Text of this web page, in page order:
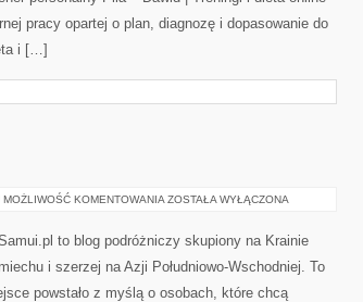
pracy opartej o plan, diagnozę i dopasowanie do
i […]
MOŻLIWOŚĆ KOMENTOWANIA WIETNAM
ZOSTAŁA WYŁĄCZONA
to blog podróżniczy skupiony na Krainie
i szerzej na Azji Południowo-Wschodniej. To
powstało z myślą o osobach, które chcą